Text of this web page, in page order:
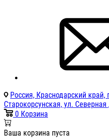
Россия, Краснодарский край,
Старокорсунская, ул.
0 Корзина
Ваша корзина пуста